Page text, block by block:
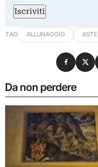
Iscriviti
TAG ALLUNAGGIO ASTE
Da non perdere
Condividi